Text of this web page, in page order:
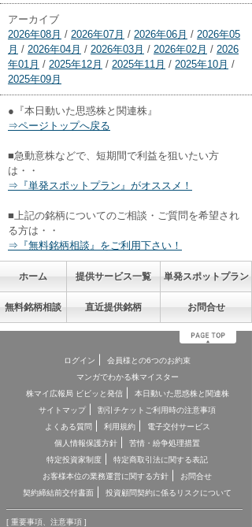
アーカイブ
2026年08月 / 2026年07月 / 2026年06月 / 2026年05
月 / 2026年04月 / 2026年03月 / 2026年02月 / 2026
年01月 / 2025年12月 / 2025年11月 / 2025年10月 /
2025年09月
●『本日動いた思惑株と関連株』
⇒ページトップへ戻る
■急動意株などで、短期間で利益を狙いたい方
は・・
⇒『単発スポットプラン』がオススメ！
■上記の銘柄についてのご相談・ご質問を希望され
る方は・・
⇒『無料銘柄相談』をご利用下さい！
ホーム 提供サービス一覧 単発スポットプラン
無料銘柄相談 直近提供銘柄 お問合せ
ログイン
会員様との6つのお約束
マンガでわかる株マイスター
株マイ広報局 ビビッと発信
本日動いた思惑株と関連株
サイトマップ
割引チケットご利用時の注意事項
よくある質問
利用規約
電子交付サービス
個人情報保護方針
苦情・紛争処理措置
特定投資家制度
特定商取引法に関する表記
お客様本位の業務運営に関する方針
お問合せ
契約締結前交付書面
投資顧問契約に係るリスクについて
[ 重要事項、注意事項 ]